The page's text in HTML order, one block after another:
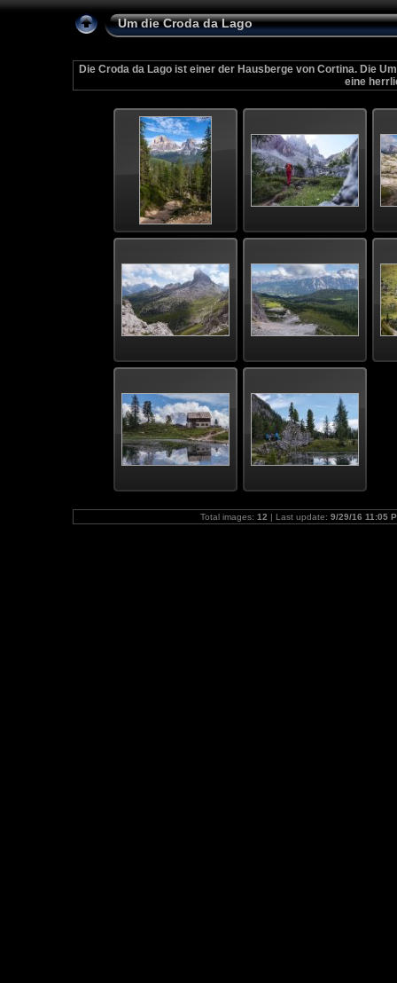
Um die Croda da Lago
Die Croda da Lago ist einer der Hausberge von Cortina. Die
eine
Total images: 12 | Last update: 9/29/16 11:05